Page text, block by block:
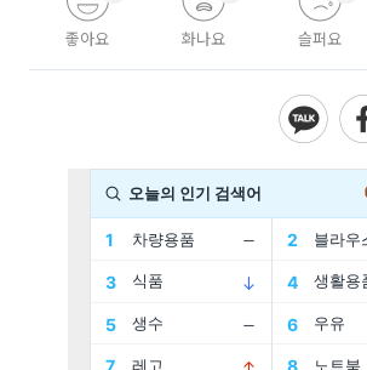
좋아요 화나요 슬퍼요